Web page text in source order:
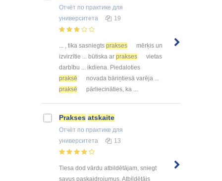
Отчёт по практике для
университета
19
... , tika sasniegts prakses
mērķis un
izvirzītie ... būtiska ar prakses
vietas
darbību ... ikdiena. Piedaloties
praksē
novada bāriņtiesā varēja ...
praksē
pārliecināties, ka ...
Prakses atskaite
Отчёт по практике для
университета
13
Tiesa dod vārdu atbildētājam, sniegt
savus paskaidrojumus. Atbildētājs